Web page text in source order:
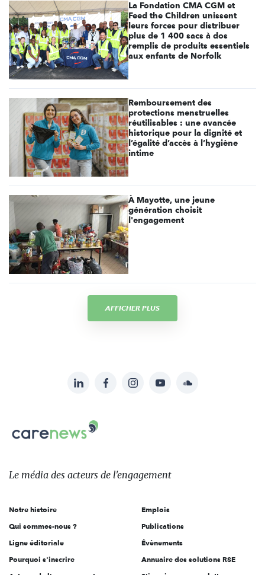
La Fondation CMA CGM et
Feed the Children unissent
leurs forces pour distribuer
plus de 1 400 sacs à dos
remplis de produits essentiels
aux enfants de Norfolk
Remboursement des
protections menstruelles
réutilisables : une avancée
historique pour la dignité et
l’égalité d’accès à l’hygiène
intime
À Mayotte, une jeune
génération choisit
l'engagement
AFFICHER PLUS
sur:
LinkedInFacebookInstagramYouTubeSoundcloud
Le
des
l'engagement
Le média des acteurs de l'engagement
Notre histoire
Qui sommes-nous ?
Ligne éditoriale
Pourquoi s'inscrire
Emplois
Publications
Évènements
Annuaire des solutions RSE